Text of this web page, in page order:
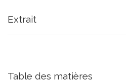
Extrait
Table des matières